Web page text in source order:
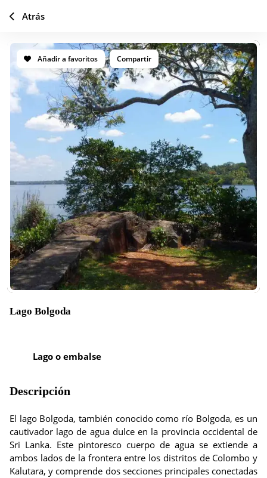
Añadir a favoritos Compartir
Lago Bolgoda
Lago o embalse
Descripción
El lago Bolgoda, también conocido como río Bolgoda, es un
cautivador lago de agua dulce en la provincia occidental de
Sri Lanka. Este pintoresco cuerpo de agua se extiende a
ambos lados de la frontera entre los distritos de Colombo y
Kalutara, y comprende dos secciones principales conectadas
Atrás